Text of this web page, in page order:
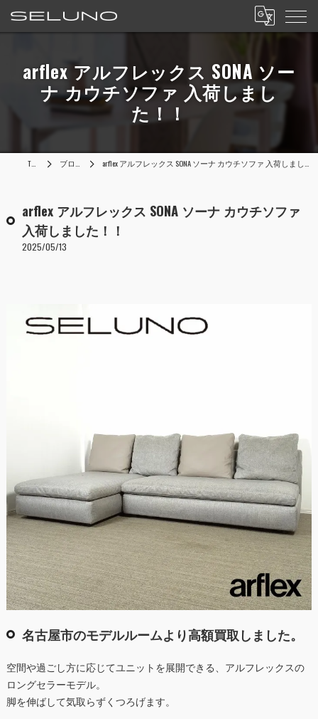
arflex アルフレックス SONA ソー
ナ カウチソファ 入荷しまし
た！！
TOP ブログ arflex アルフレックス SONA ソーナ カウチソファ 入荷しました！！
arflex アルフレックス SONA ソーナ カウチソファ
入荷しました！！
2025/05/13
名古屋市のモデルルームより高額買取しました。
空間や過ごし方に応じてユニットを展開できる、アルフレックスの
ロングセラーモデル。
脚を伸ばして気取らずくつろげます。